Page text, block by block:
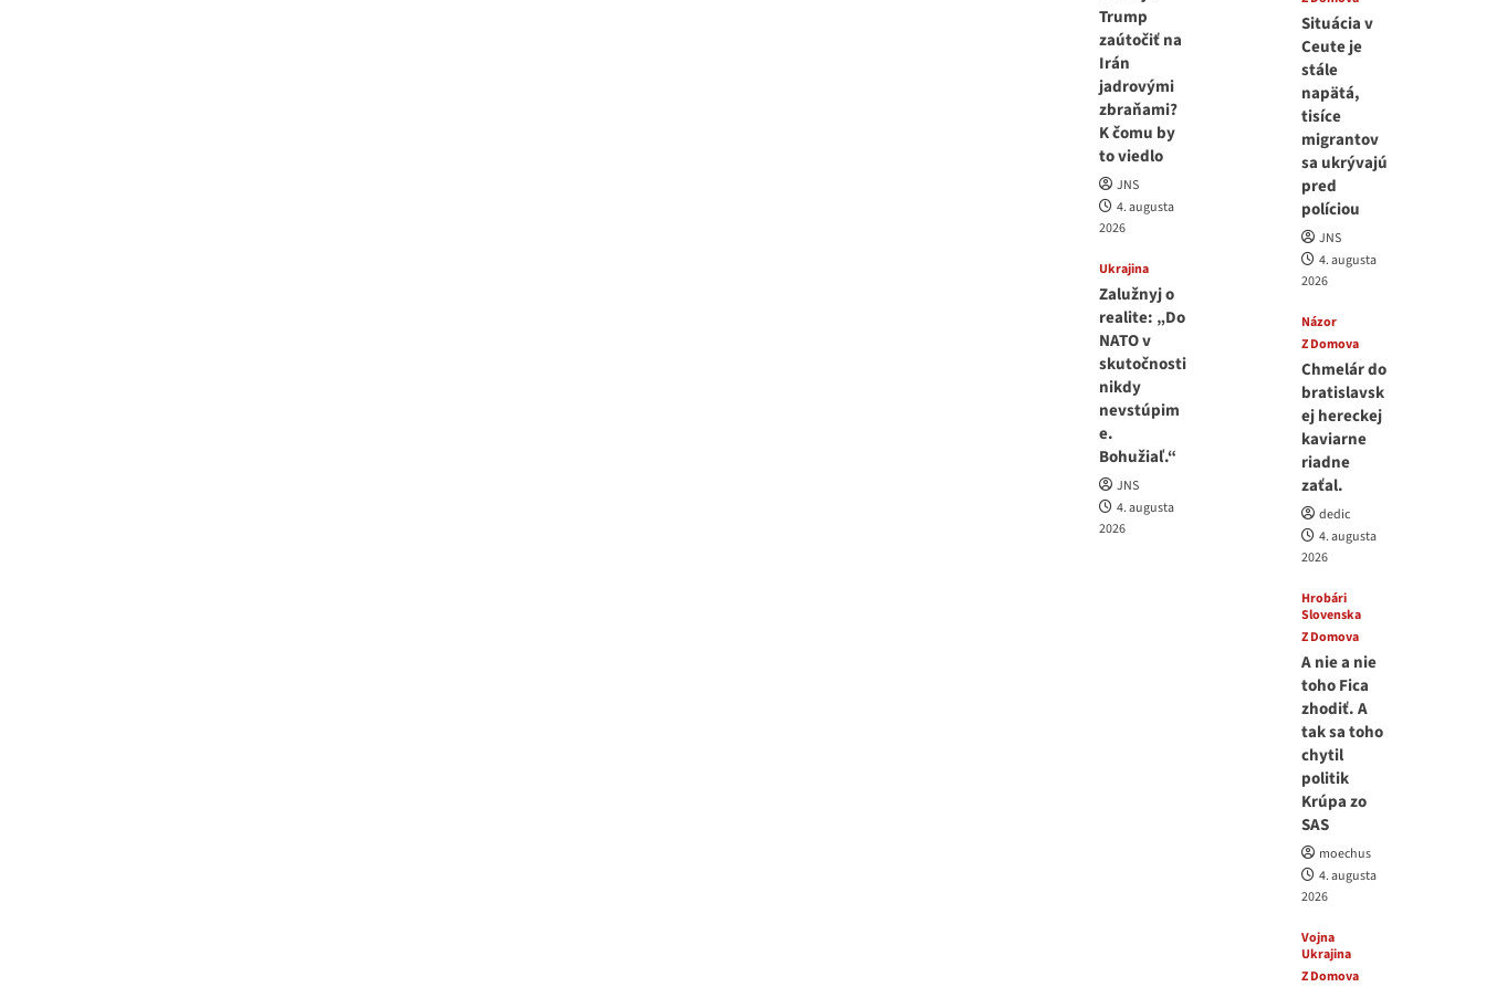
Trump
zaútočiť na
Irán
jadrovými
zbraňami?
K čomu by
to viedlo
JNS
4. augusta
2026
Ukrajina
Zalužnyj o
realite: „Do
NATO v
skutočnosti
nikdy
nevstúpim
e.
Bohužiaľ.“
JNS
4. augusta
2026
Situácia v
Ceute je
stále
napätá,
tisíce
migrantov
sa ukrývajú
pred
políciou
JNS
4. augusta
2026
Názor
Z Domova
Chmelár do
bratislavsk
ej hereckej
kaviarne
riadne
zaťal.
dedic
4. augusta
2026
Hrobári
Slovenska
Z Domova
A nie a nie
toho Fica
zhodiť. A
tak sa toho
chytil
politik
Krúpa zo
SAS
moechus
4. augusta
2026
Vojna
Ukrajina
Z Domova